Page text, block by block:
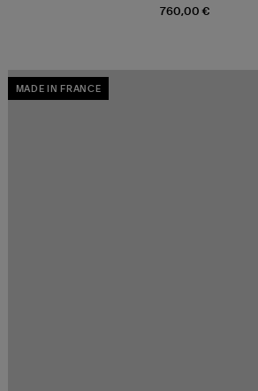
760,00 €
MADE IN FRANCE